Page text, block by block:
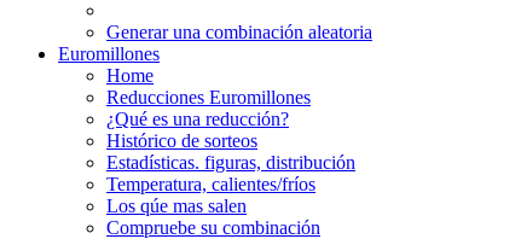
Generar una combinación aleatoria
Euromillones
Home
Reducciones Euromillones
¿Qué es una reducción?
Histórico de sorteos
Estadísticas. figuras, distribución
Temperatura, calientes/fríos
Los qúe mas salen
Compruebe su combinación